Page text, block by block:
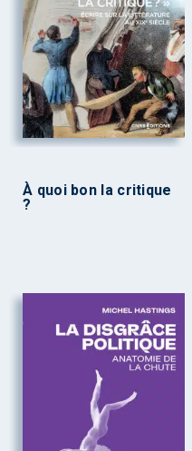
À quoi bon la critique
?